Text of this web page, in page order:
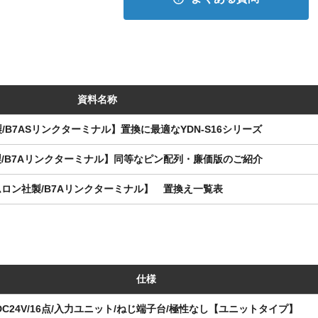
資料名称
B7ASリンクターミナル】置換に最適なYDN-S16シリーズ
B7Aリンクターミナル】同等なピン配列・廉価版のご紹介
ロン社製/B7Aリンクターミナル】 置換え一覧表
仕様
16点/入力ユニット/ねじ端子台/極性なし【ユニットタイプ】